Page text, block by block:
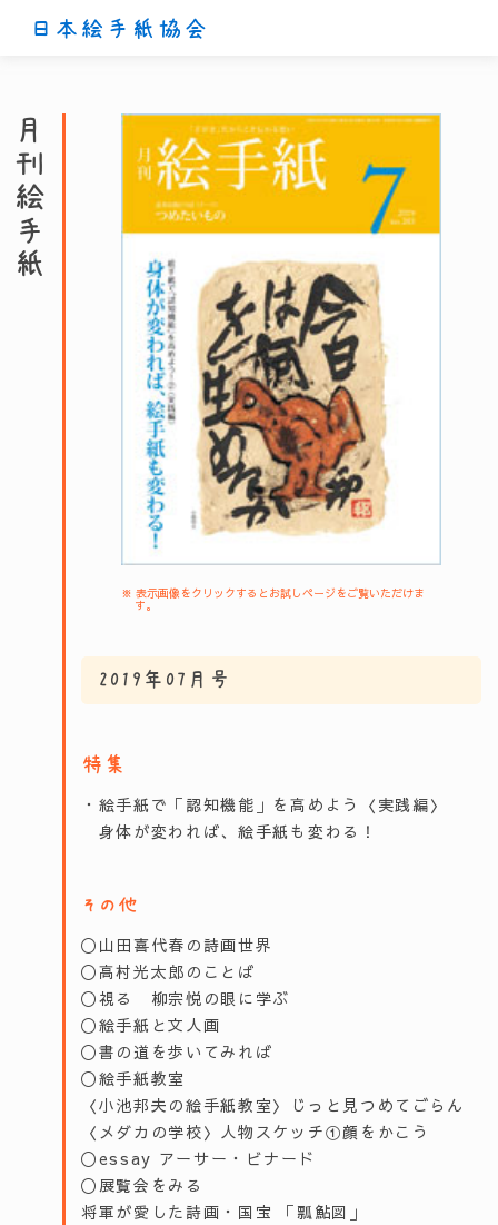
日本絵手紙協会
月刊絵手紙
※ 表示画像をクリックするとお試しページをご覧いただけま
す。
2019年07月号
特集
・絵手紙で「認知機能」を高めよう〈実践編〉
身体が変われば、絵手紙も変わる！
その他
〇山田喜代春の詩画世界
〇高村光太郎のことば
〇視る 柳宗悦の眼に学ぶ
〇絵手紙と文人画
〇書の道を歩いてみれば
〇絵手紙教室
〈小池邦夫の絵手紙教室〉じっと見つめてごらん
〈メダカの学校〉人物スケッチ①顔をかこう
〇essay アーサー・ビナード
〇展覧会をみる
将軍が愛した詩画・国宝 「瓢鮎図」